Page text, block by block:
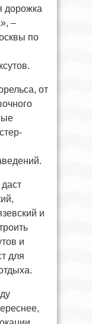
дорожка
–
по
от
и
и
для